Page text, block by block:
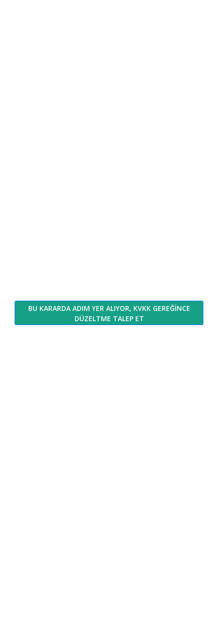
BU KARARDA ADIM YER ALIYOR, KVKK GEREĞİNCE
DÜZELTME TALEP ET